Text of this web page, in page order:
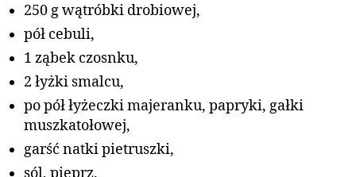
250 g wątróbki drobiowej,
pół cebuli,
1 ząbek czosnku,
2 łyżki smalcu,
po pół łyżeczki majeranku, papryki, gałki
muszkatołowej,
garść natki pietruszki,
sól, pieprz.